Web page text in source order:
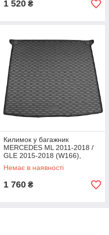
1 520 ₴
Килимок у багажник
MERCEDES ML 2011-2018 /
GLE 2015-2018 (W166),
гумовий Rigum Чехія
(421163)
Немає в наявності
1 760 ₴